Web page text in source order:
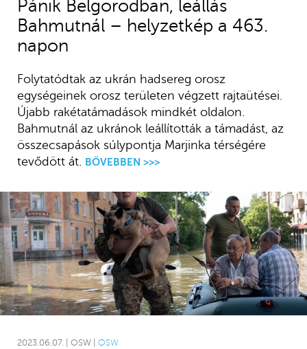
2023.06.07. | OSW | OSW
Pánik Belgorodban, leállás
Bahmutnál – helyzetkép a 463.
napon
Folytatódtak az ukrán hadsereg orosz
egységeinek orosz területen végzett rajtaütései.
Újabb rakétatámadások mindkét oldalon.
Bahmutnál az ukránok leállították a támadást, az
összecsapások súlypontja Marjinka térségére
tevődött át.
BŐVEBBEN >>>